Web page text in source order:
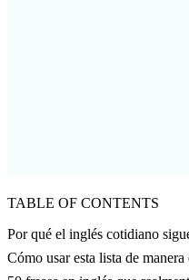
TABLE OF CONTENTS
Por qué el inglés cotidiano
Cómo usar esta lista de manera